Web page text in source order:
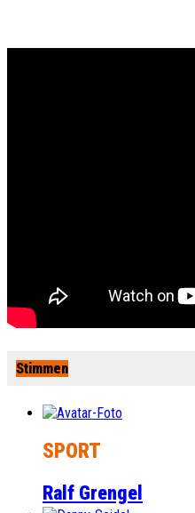
Stimmen
SPORT
Ralf Grengel